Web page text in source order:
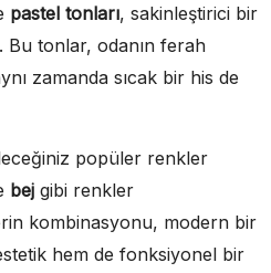
pastel tonları, sakinleştirici bir
Bu tonlar, odanın ferah
zamanda sıcak bir his de
popüler renkler
bej gibi renkler
kombinasyonu, modern bir
hem de fonksiyonel bir